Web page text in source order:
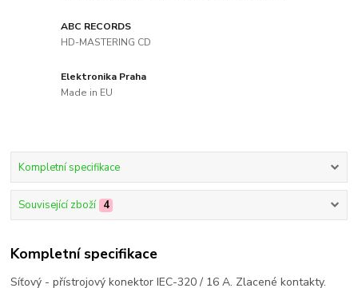
ABC RECORDS
HD-MASTERING CD
Elektronika Praha
Made in EU
Kompletní specifikace
Související zboží 4
Kompletní specifikace
Síťový - přístrojový konektor IEC-320 / 16 A. Zlacené kontakty.